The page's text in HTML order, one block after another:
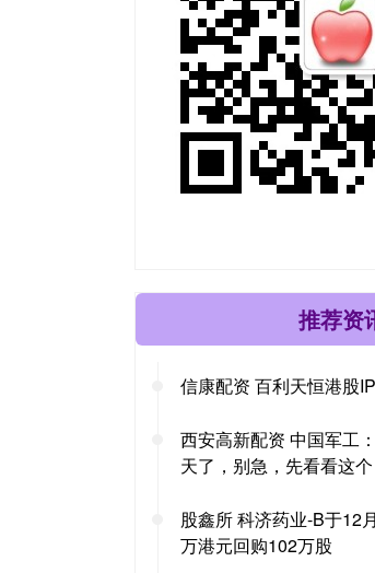
推荐资
信康配资 百利天恒港股
西安高新配资 中国军工
天了，别急，先看看这个
股鑫所 科济药业-B于12
万港元回购102万股